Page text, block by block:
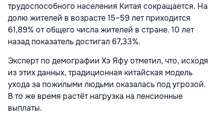
трудоспособного населения Китая сокращается. На
долю жителей в возрасте 15–59 лет приходится
61,89% от общего числа жителей в стране. 10 лет
назад показатель достигал 67,33%.
Эксперт по демографии Хэ Яфу отметил, что, исходя
из этих данных, традиционная китайская модель
ухода за пожилыми людьми оказалась под угрозой.
В то же время растёт нагрузка на пенсионные
выплаты.